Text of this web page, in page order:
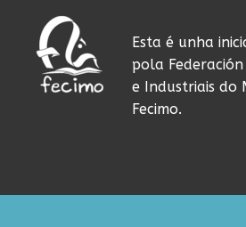
Esta é unha
pola
e Industriais do
Fecimo.